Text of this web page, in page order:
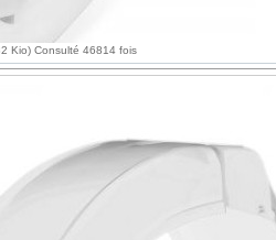
Kio) Consulté 46814 fois